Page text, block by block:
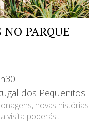
PARQUE
dos Pequenitos
novas histórias
visita poderás...